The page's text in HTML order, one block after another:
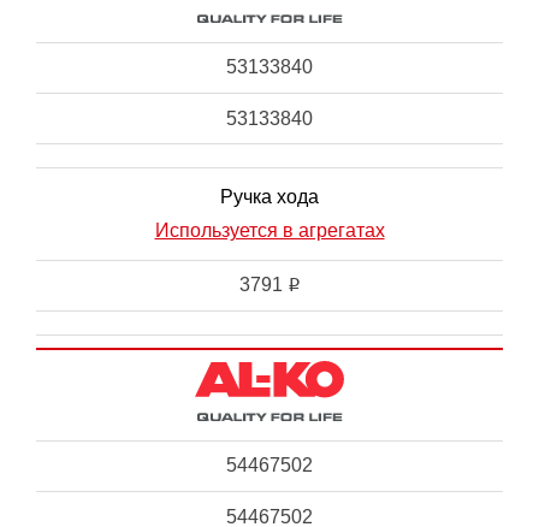
53133840
53133840
Ручка хода
Используется в агрегатах
3791 i
54467502
54467502